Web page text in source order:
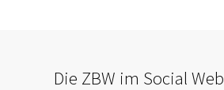
Die ZBW im Social Web